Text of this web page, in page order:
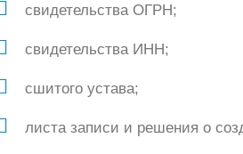
свидетельства ОГРН;
свидетельства ИНН;
сшитого устава;
листа записи и решения о